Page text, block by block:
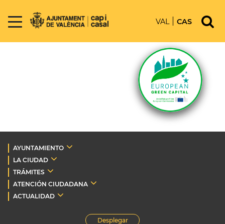
VAL CAS
AYUNTAMIENTO
LA CIUDAD
TRÁMITES
ATENCIÓN CIUDADANA
ACTUALIDAD
Desplegar